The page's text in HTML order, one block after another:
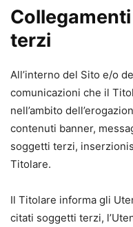
terzi
All’interno del Sito e/o
comunicazioni che il
nell’ambito
contenuti banner,
soggetti terzi,
Titolare.
Il Titolare informa gli
citati soggetti terzi,